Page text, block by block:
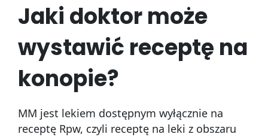
Jaki doktor może
wystawić receptę na
konopie?
MM jest lekiem dostępnym wyłącznie na
receptę Rpw, czyli receptę na leki z obszaru